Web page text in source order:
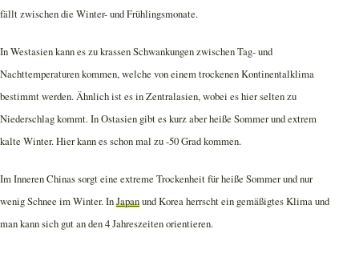
fällt zwischen die Winter- und Frühlingsmonate.
In Westasien kann es zu krassen Schwankungen zwischen Tag- und
Nachttemperaturen kommen, welche von einem trockenen Kontinentalklima
bestimmt werden. Ähnlich ist es in Zentralasien, wobei es hier selten zu
Niederschlag kommt. In Ostasien gibt es kurz aber heiße Sommer und extrem
kalte Winter. Hier kann es schon mal zu -50 Grad kommen.
Im Inneren Chinas sorgt eine extreme Trockenheit für heiße Sommer und nur
wenig Schnee im Winter. InJapanund Korea herrscht ein gemäßigtes Klima und
man kann sich gut an den 4 Jahreszeiten orientieren.